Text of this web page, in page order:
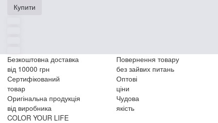
Купити
Безкоштовна доставка
від 10000 грн
Повернення товару
без зайвих питань
Сертифікований
товар
Оптові
ціни
Оригінальна продукція
від виробника
Чудова
якість
COLOR YOUR LIFE